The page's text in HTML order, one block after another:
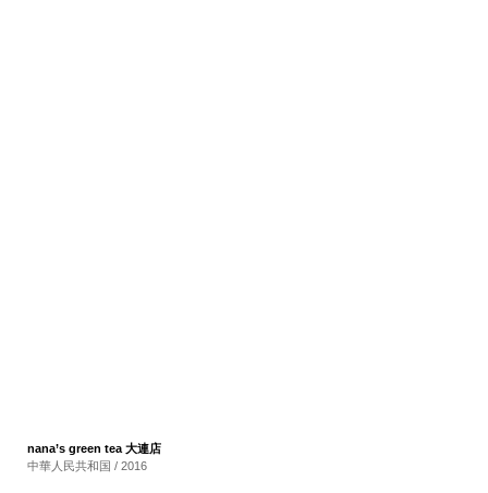
nana’s green tea 大連店
中華人民共和国 / 2016